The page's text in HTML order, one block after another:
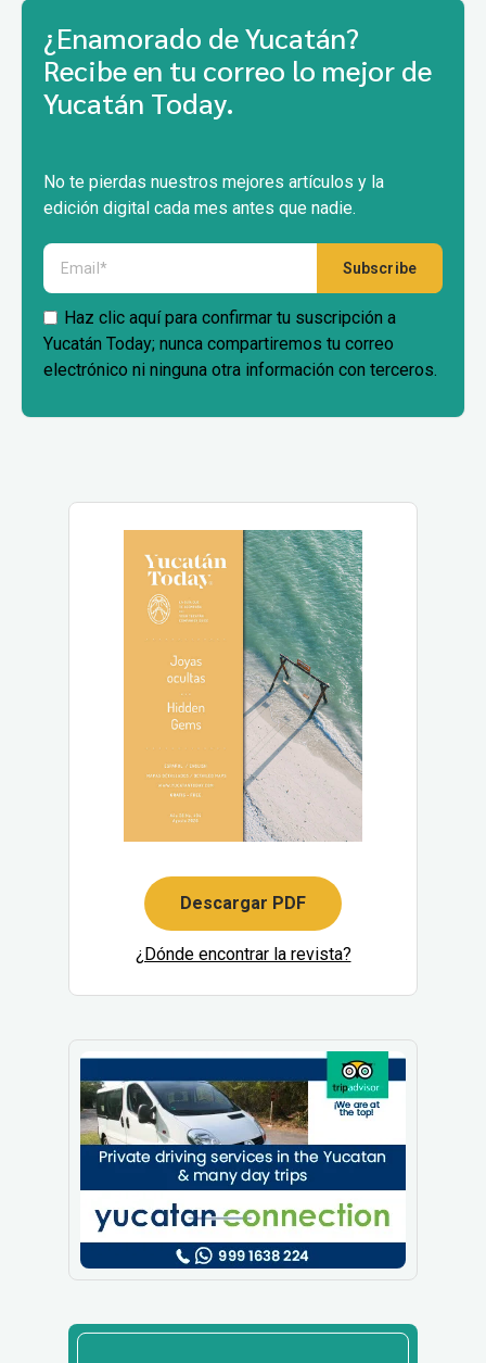
¿Enamorado de Yucatán?
Recibe en tu correo lo mejor de
Yucatán Today.
No te pierdas nuestros mejores artículos y la
edición digital cada mes antes que nadie.
Haz clic aquí para confirmar tu suscripción a
Yucatán Today; nunca compartiremos tu correo
electrónico ni ninguna otra información con terceros.
Descargar PDF
¿Dónde encontrar la revista?